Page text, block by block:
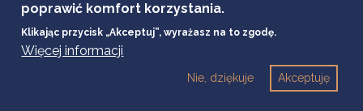
poprawić komfort korzystania.
Klikając przycisk „Akceptuj”, wyrażasz na to zgodę.
Więcej informacji
Akceptuję
Nie, dziękuje